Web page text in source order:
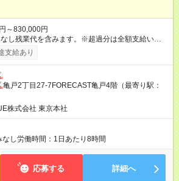
～830,000円
し残業代を含みます。※超過分は全額支給いたし
残業代 61,300円 以上／月 みなし残業時間 40時間
支給あり
亀戸2丁目27-7FORECAST亀戸4階（最寄り駅：
株式会社 東京本社
なし労働時間：1日あたり8時間
応募する 詳細へ